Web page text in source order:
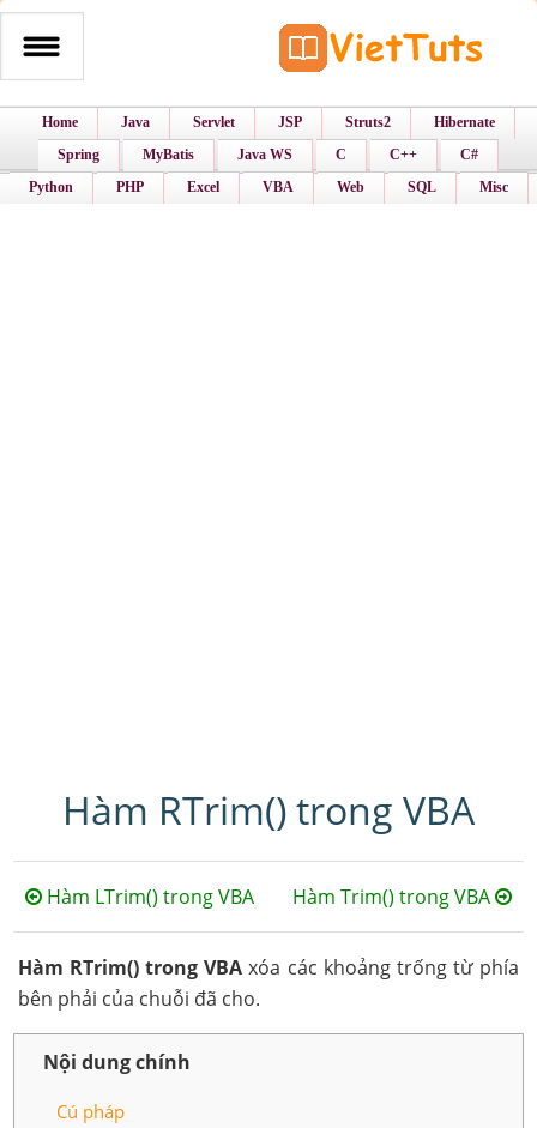
Home Java Servlet JSP Struts2
Hibernate
Spring
MyBatis Java WS C C++
C#
Python
PHP Excel VBA Web SQL Misc
Hàm RTrim() trong VBA
Hàm LTrim() trong VBA Hàm Trim() trong VBA
Hàm RTrim() trong VBA xóa các khoảng trống từ phía
bên phải của chuỗi đã cho.
Nội dung chính
Cú pháp